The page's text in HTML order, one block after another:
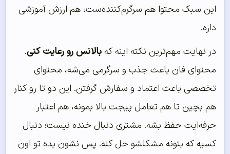
این سبک محتوا هم سرگرم‌کننده‌ست، هم ارزش آموزشی
داره.
در نهایت مهم‌ترین نکته اینه کهبالانس رو رعایت کنی.
محتوای فان باعث جذب و سرگرمی می‌شه، محتوای
تخصصی باعث اعتماد و سفارش گرفتن. این دو تا رو کنار
هم بچین تا هم تعامل پیجت بالا بمونه، هم اعتبار
حرفه‌ایت حفظ بشه. مشتری دنبال خنده نیست؛ دنبال
کسیه که بتونه مشکلشو حل کنه. پس نشون بده تو اون